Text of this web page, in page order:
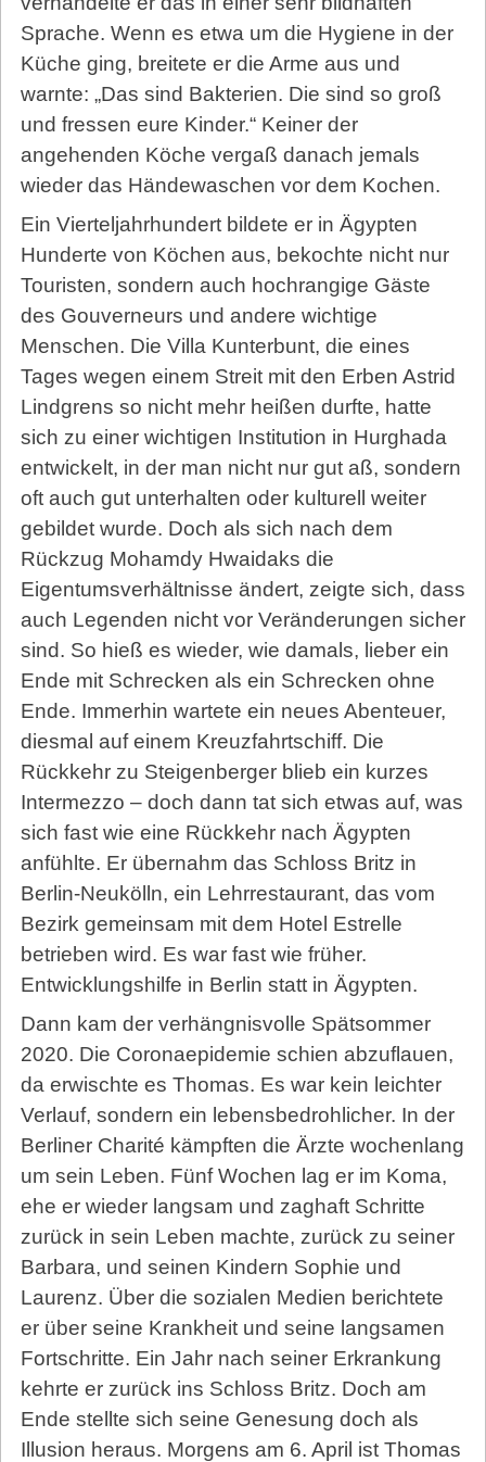
Sprache. Wenn es etwa um die Hygiene in der
Küche ging, breitete er die Arme aus und
warnte: „Das sind Bakterien. Die sind so groß
und fressen eure Kinder.“ Keiner der
angehenden Köche vergaß danach jemals
wieder das Händewaschen vor dem Kochen.
Ein Vierteljahrhundert bildete er in Ägypten
Hunderte von Köchen aus, bekochte nicht nur
Touristen, sondern auch hochrangige Gäste
des Gouverneurs und andere wichtige
Menschen. Die Villa Kunterbunt, die eines
Tages wegen einem Streit mit den Erben Astrid
Lindgrens so nicht mehr heißen durfte, hatte
sich zu einer wichtigen Institution in Hurghada
entwickelt, in der man nicht nur gut aß, sondern
oft auch gut unterhalten oder kulturell weiter
gebildet wurde. Doch als sich nach dem
Rückzug Mohamdy Hwaidaks die
Eigentumsverhältnisse ändert, zeigte sich, dass
auch Legenden nicht vor Veränderungen sicher
sind. So hieß es wieder, wie damals, lieber ein
Ende mit Schrecken als ein Schrecken ohne
Ende. Immerhin wartete ein neues Abenteuer,
diesmal auf einem Kreuzfahrtschiff. Die
Rückkehr zu Steigenberger blieb ein kurzes
Intermezzo – doch dann tat sich etwas auf, was
sich fast wie eine Rückkehr nach Ägypten
anfühlte. Er übernahm das Schloss Britz in
Berlin-Neukölln, ein Lehrrestaurant, das vom
Bezirk gemeinsam mit dem Hotel Estrelle
betrieben wird. Es war fast wie früher.
Entwicklungshilfe in Berlin statt in Ägypten.
Dann kam der verhängnisvolle Spätsommer
2020. Die Coronaepidemie schien abzuflauen,
da erwischte es Thomas. Es war kein leichter
Verlauf, sondern ein lebensbedrohlicher. In der
Berliner Charité kämpften die Ärzte wochenlang
um sein Leben. Fünf Wochen lag er im Koma,
ehe er wieder langsam und zaghaft Schritte
zurück in sein Leben machte, zurück zu seiner
Barbara, und seinen Kindern Sophie und
Laurenz. Über die sozialen Medien berichtete
er über seine Krankheit und seine langsamen
Fortschritte. Ein Jahr nach seiner Erkrankung
kehrte er zurück ins Schloss Britz. Doch am
Ende stellte sich seine Genesung doch als
Illusion heraus. Morgens am 6. April ist Thomas